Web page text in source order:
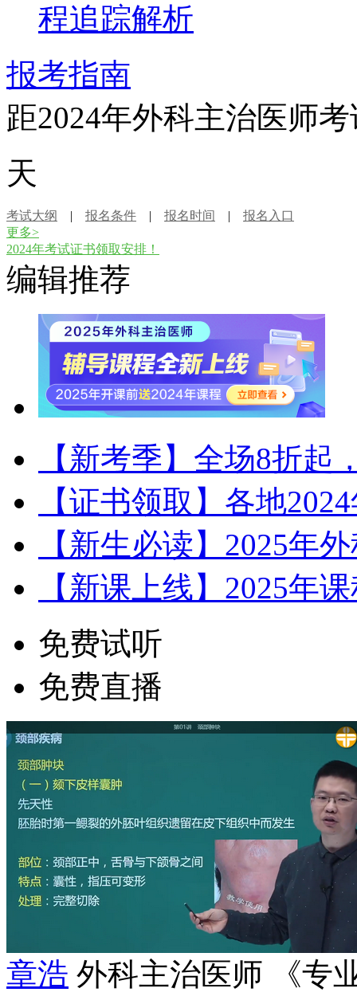
程追踪解析
报考指南
距2024年外科主治医师
天
考试大纲 | 报名条件 | 报名时间 | 报名入口
更多>
2024年考试证书领取安排！
编辑推荐
【新考季】全场8折起
【证书领取】各地
【新生必读】2025年
【新课上线】2025年
免费试听
免费直播
章浩 外科主治医师 《专